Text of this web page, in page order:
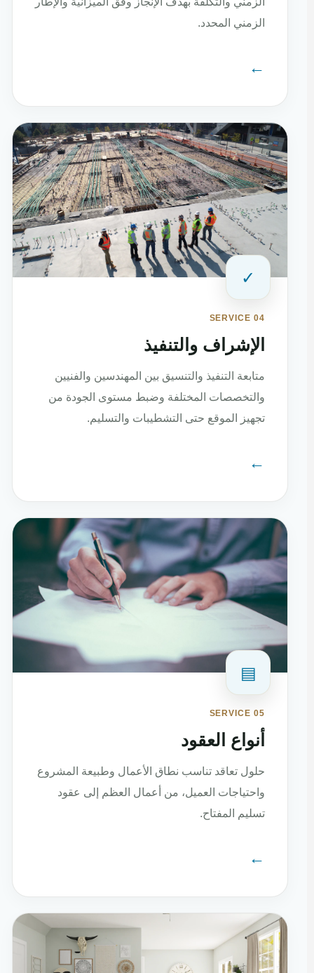
الزمني المحدد.
←
✓
SERVICE 04
الإشراف والتنفيذ
متابعة التنفيذ والتنسيق بين المهندسين والفنيين
والتخصصات المختلفة وضبط مستوى الجودة من
تجهيز الموقع حتى التشطيبات والتسليم.
←
▤
SERVICE 05
أنواع العقود
حلول تعاقد تناسب نطاق الأعمال وطبيعة المشروع
واحتياجات العميل، من أعمال العظم إلى عقود
تسليم المفتاح.
←